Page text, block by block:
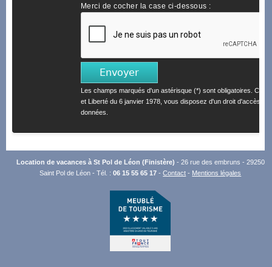
Merci de cocher la case ci-dessous :
Les champs marqués d'un astérisque (*) sont obligatoires.
et Liberté du 6 janvier 1978, vous disposez d'un droit d'accès et
données.
Location de vacances à St Pol de Léon (Finistère) - 26 rue des embruns - 29250
Saint Pol de Léon - Tél. :06 15 55 65 17 -Contact - Mentions légales